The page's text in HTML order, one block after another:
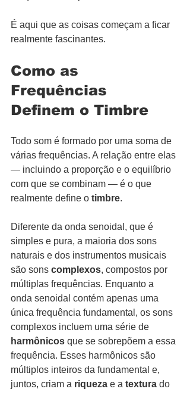
É aqui que as coisas começam a ficar
realmente fascinantes.
Como as
Frequências
Definem o Timbre
Todo som é formado por uma soma de
várias frequências. A relação entre elas
— incluindo a proporção e o equilíbrio
com que se combinam — é o que
realmente define o timbre.
Diferente da onda senoidal, que é
simples e pura, a maioria dos sons
naturais e dos instrumentos musicais
são sons complexos, compostos por
múltiplas frequências. Enquanto a
onda senoidal contém apenas uma
única frequência fundamental, os sons
complexos incluem uma série de
harmônicos que se sobrepõem a essa
frequência. Esses harmônicos são
múltiplos inteiros da fundamental e,
juntos, criam a riqueza e a textura do